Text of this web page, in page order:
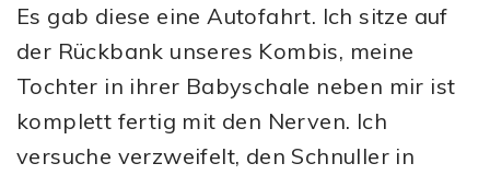
Es gab diese eine Autofahrt. Ich sitze auf
der Rückbank unseres Kombis, meine
Tochter in ihrer Babyschale neben mir ist
komplett fertig mit den Nerven. Ich
versuche verzweifelt, den Schnuller in